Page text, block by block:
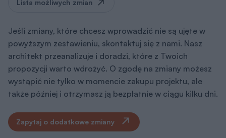
Lista możliwych zmian
Jeśli zmiany, które chcesz wprowadzić nie są ujęte w
powyższym zestawieniu, skontaktuj się z nami. Nasz
architekt przeanalizuje i doradzi, które z Twoich
propozycji warto wdrożyć. O zgodę na zmiany możesz
wystąpić nie tylko w momencie zakupu projektu, ale
także później i otrzymasz ją bezpłatnie w ciągu kilku dni.
Zapytaj o dodatkowe zmiany